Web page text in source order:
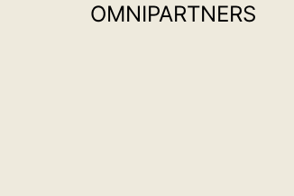
OMNIPARTNERS